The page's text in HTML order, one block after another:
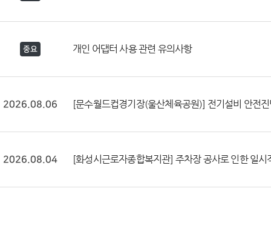
중요 개인 어댑터 사용 관련 유의사항
2026.08.06 [문수월드컵경기장(울산체육공원)] 전기설비 안
2026.08.04 [화성시근로자종합복지관] 주차장 공사로 인한 일